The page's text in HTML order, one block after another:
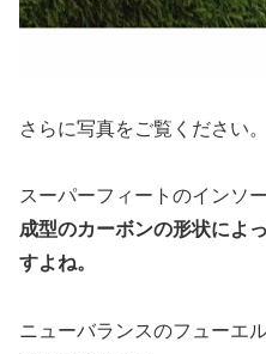
さらに写真をご覧ください。
スーパーフィートのインソ
成型のカーボンの形状によ
すよね。
ニューバランスのフューエ